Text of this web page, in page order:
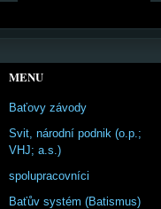
MENU
Baťovy závody
Svit, národní podnik (o.p.;
VHJ; a.s.)
spolupracovníci
Baťův systém (Batismus)